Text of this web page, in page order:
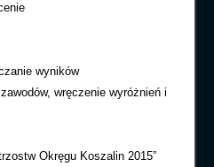
wyników
wręczenie wyróżnień i
Okręgu Koszalin 2015”